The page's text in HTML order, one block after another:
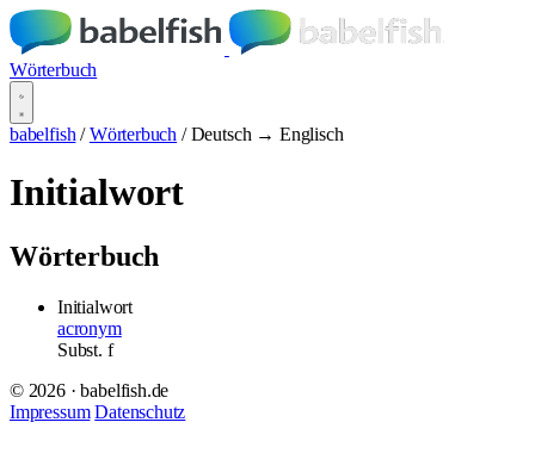
Wörterbuch
babelfish / Wörterbuch / Deutsch → Englisch
Initialwort
Wörterbuch
Initialwort
acronym
Subst. f
© 2026 · babelfish.de
Impressum Datenschutz